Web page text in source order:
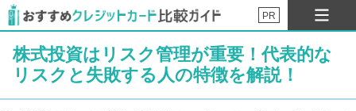
PR
株式投資はリスク管理が重要！代表的な
リスクと失敗する人の特徴を解説！